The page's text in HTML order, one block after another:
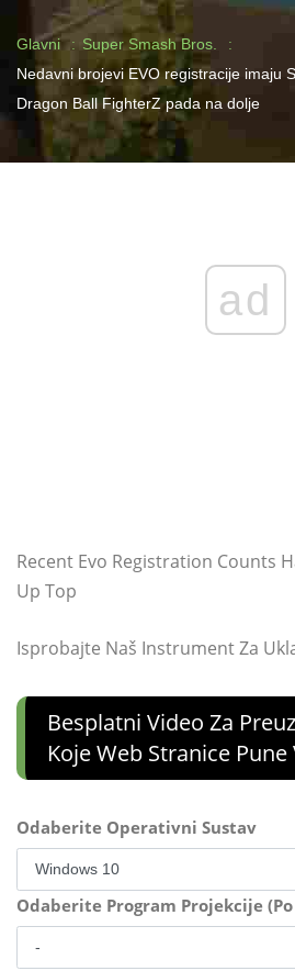
Glavni
Super Smash Bros.
Nedavni brojevi EVO registracije imaju
Dragon Ball FighterZ pada na dolje
ad
Recent Evo Registration Counts
Up Top
Isprobajte Naš Instrument Za
Besplatni Video Za
Koje Web Stranice Pune
Odaberite Operativni Sustav
Odaberite Program Projekcije